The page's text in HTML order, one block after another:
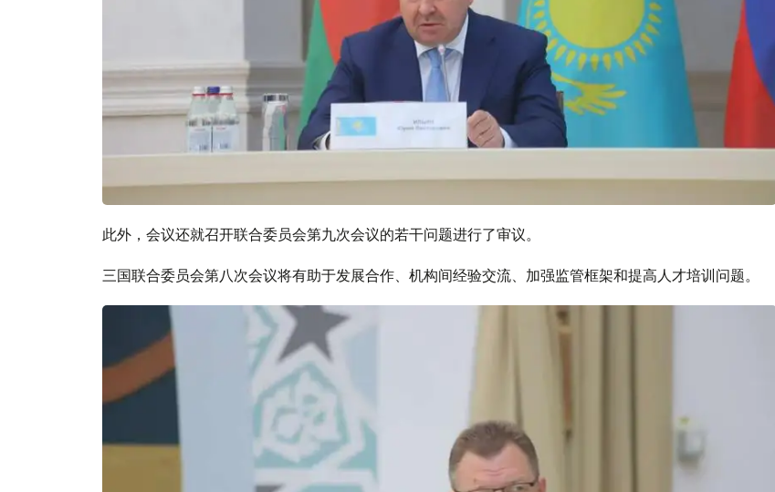
此外，会议还就召开联合委员会第九次会议的若干问题进行了审议。
三国联合委员会第八次会议将有助于发展合作、机构间经验交流、加强监管框架和提高人才培训问题。